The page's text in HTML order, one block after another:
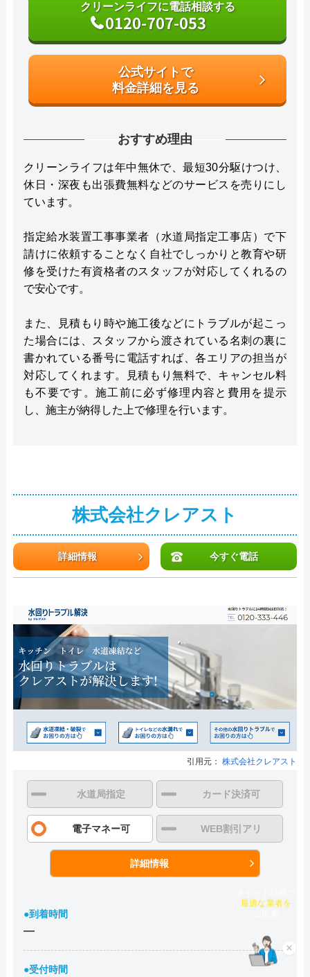
クリーンライフに電話相談する
0120-707-053
公式サイトで
料金詳細を見る
おすすめ理由
クリーンライフは年中無休で、最短30分駆けつけ、
休日・深夜も出張費無料などのサービスを売りにし
ています。
指定給水装置工事事業者（水道局指定工事店）で下
請けに依頼することなく自社でしっかりと教育や研
修を受けた有資格者のスタッフが対応してくれるの
で安心です。
また、見積もり時や施工後などにトラブルが起こっ
た場合には、スタッフから渡されている名刺の裏に
書かれている番号に電話すれば、各エリアの担当が
対応してくれます。見積もり無料で、キャンセル料
も不要です。施工前に必ず修理内容と費用を提示
し、施主が納得した上で修理を行います。
株式会社クレアスト
詳細情報 今すぐ電話
引用元： 株式会社クレアスト
水道局指定 カード決済可
電子マネー可 WEB割引アリ
詳細情報
●到着時間
―
●受付時間
×
チャット診断で
最適な業者を